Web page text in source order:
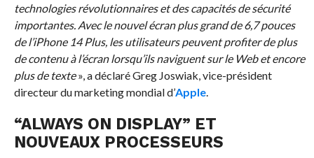
technologies révolutionnaires et des capacités de sécurité
importantes. Avec le nouvel écran plus grand de 6,7 pouces
de l’iPhone 14 Plus, les utilisateurs peuvent profiter de plus
de contenu à l’écran lorsqu’ils naviguent sur le Web et encore
plus de texte», a déclaré Greg Joswiak, vice-président
directeur du marketing mondial d’Apple.
“ALWAYS ON DISPLAY” ET
NOUVEAUX PROCESSEURS